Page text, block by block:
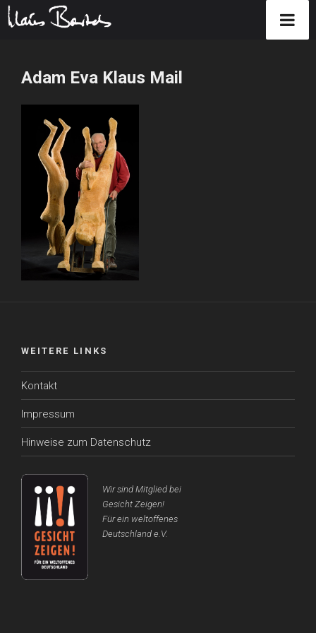
springenAdam Eva Klaus Mail
WEITERE LINKS
Kontakt
Impressum
Hinweise zum Datenschutz
Wir sind Mitglied bei
Gesicht Zeigen!
Für ein weltoffenes
Deutschland e.V.